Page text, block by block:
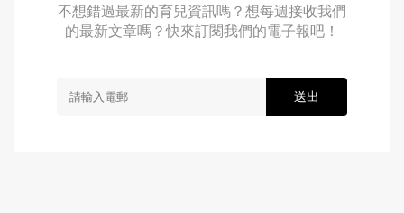
不想錯過最新的育兒資訊嗎？想每週接收我們
的最新文章嗎？快來訂閱我們的電子報吧！
送出